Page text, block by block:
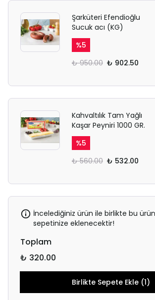
Şarküteri Efendioğlu
Sucuk acı (KG)
%5
₺ 950.00 ₺ 902.50
Kahvaltılık Tam Yağlı
Kaşar Peyniri 1000 GR.
%5
₺ 560.00 ₺ 532.00
İncelediğiniz ürün ile birlikte bu
sepetinize eklenecektir!
Toplam
₺ 320.00
Birlikte Sepete Ekle (1)